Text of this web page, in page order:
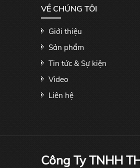
VỀ CHÚNG TÔI
Giới thiệu
Sản phẩm
Tin tức & Sự kiện
Video
Liên hệ
Công Ty TNHH